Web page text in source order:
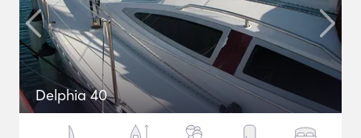
Delphia 40